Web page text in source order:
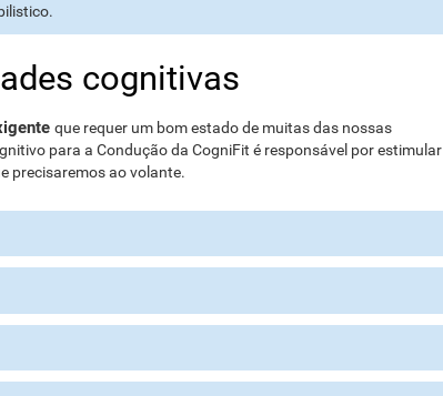
cognitivas
que requer um bom estado de muitas das nossas
para a Condução da CogniFit é responsável por estimular
precisaremos ao volante.